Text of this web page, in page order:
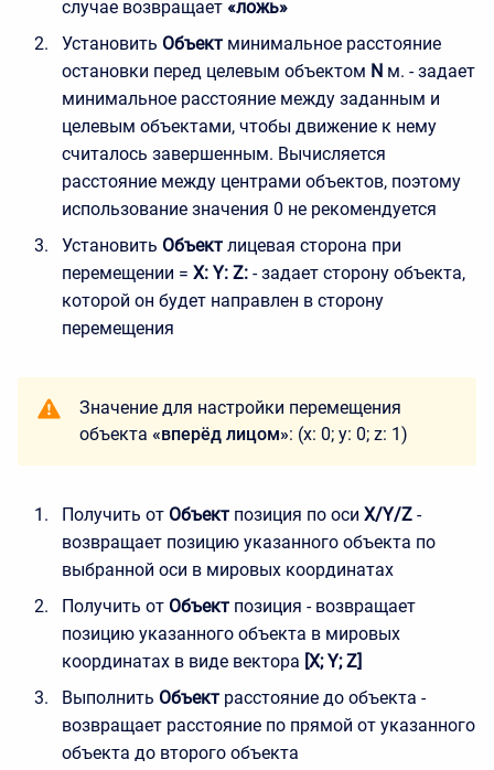
случае возвращает «ложь»
Установить Объект минимальное расстояние
остановки перед целевым объектом N м. - задает
минимальное расстояние между заданным и
целевым объектами, чтобы движение к нему
считалось завершенным. Вычисляется
расстояние между центрами объектов, поэтому
использование значения 0 не рекомендуется
Установить Объект лицевая сторона при
перемещении = X: Y: Z: - задает сторону объекта,
которой он будет направлен в сторону
перемещения
Значение для настройки перемещения
объекта «вперёд лицом»: (x: 0; y: 0; z: 1)
Получить от Объект позиция по оси X/Y/Z -
возвращает позицию указанного объекта по
выбранной оси в мировых координатах
Получить от Объект позиция - возвращает
позицию указанного объекта в мировых
координатах в виде вектора [X; Y; Z]
Выполнить Объект расстояние до объекта -
возвращает расстояние по прямой от указанного
объекта до второго объекта